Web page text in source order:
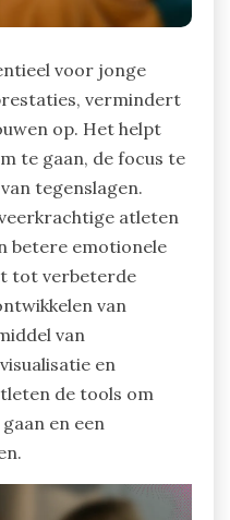
voor jonge
vermindert
op. Het helpt
te gaan, de focus te
tegenslagen.
atleten
betere emotionele
tot verbeterde
van
van
en
de tools om
en een